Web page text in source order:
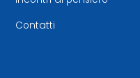
Contatti